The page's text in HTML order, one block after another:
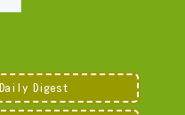
Daily Digest